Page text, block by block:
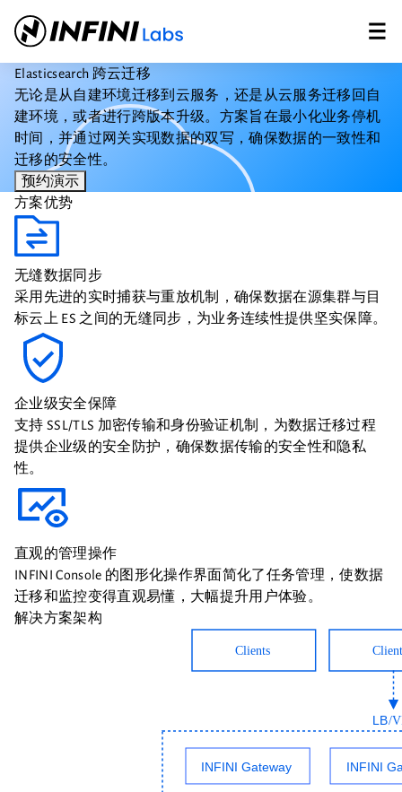
Elasticsearch 跨云迁移
无论是从自建环境迁移到云服务，还是从云服务迁移回自
建环境，或者进行跨版本升级。方案旨在最小化业务停机
时间，并通过网关实现数据的双写，确保数据的一致性和
迁移的安全性。
预约演示
方案优势
无缝数据同步
采用先进的实时捕获与重放机制，确保数据在源集群与目
标云上 ES 之间的无缝同步，为业务连续性提供坚实保障。
企业级安全保障
支持 SSL/TLS 加密传输和身份验证机制，为数据迁移过程
提供企业级的安全防护，确保数据传输的安全性和隐私
性。
直观的管理操作
INFINI Console 的图形化操作界面简化了任务管理，使数据
迁移和监控变得直观易懂，大幅提升用户体验。
解决方案架构